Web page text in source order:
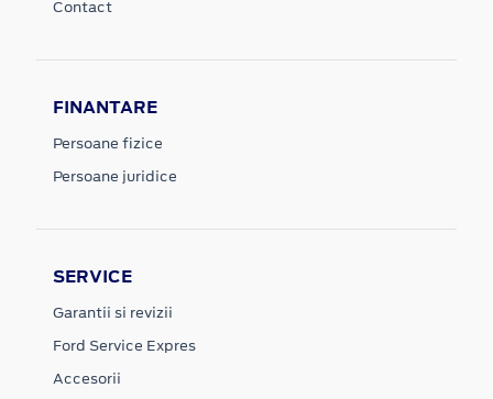
Contact
FINANTARE
Persoane fizice
Persoane juridice
SERVICE
Garantii si revizii
Ford Service Expres
Accesorii